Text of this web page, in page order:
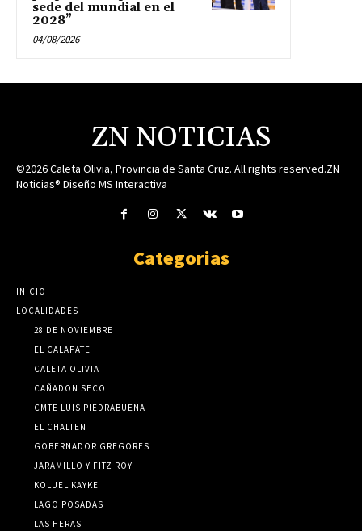
sede del mundial en el
2028”
04/08/2026
ZN NOTICIAS
©2026 Caleta Olivia, Provincia de Santa Cruz. All rights reserved.ZN
Noticias® Diseño MS Interactiva
Categorias
INICIO
LOCALIDADES
28 DE NOVIEMBRE
EL CALAFATE
CALETA OLIVIA
CAÑADON SECO
CMTE LUIS PIEDRABUENA
EL CHALTEN
GOBERNADOR GREGORES
JARAMILLO Y FITZ ROY
KOLUEL KAYKE
LAGO POSADAS
LAS HERAS